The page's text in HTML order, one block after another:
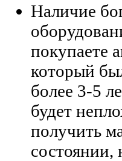
Наличие
покупаете
который
более 3-5
будет
получить
состоянии,